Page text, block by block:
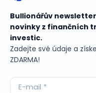
Bullionářův
novinky z finančních
investic.
Zadejte své údaje a
ZDARMA!Aktuální